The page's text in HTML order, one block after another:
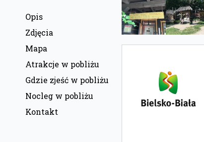
Opis
Zdjęcia
Mapa
Atrakcje w pobliżu
Gdzie zjeść w pobliżu
Nocleg w pobliżu
Kontakt